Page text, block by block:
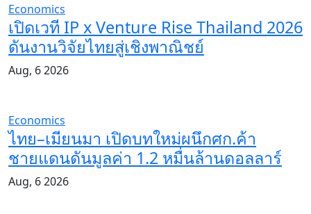
Economics
เปิดเวที IP x Venture Rise Thailand 2026
ดันงานวิจัยไทยสู่เชิงพาณิชย์
Aug, 6 2026
Economics
ไทย–เมียนมา เปิดบทใหม่ผนึกศก.ค้า
ชายแดนดันมูลค่า 1.2 หมื่นล้านดอลลาร์
Aug, 6 2026